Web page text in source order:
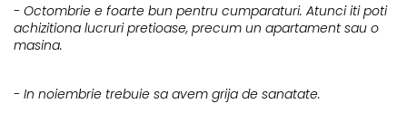
- Octombrie e foarte bun pentru cumparaturi. Atunci iti poti
achizitiona lucruri pretioase, precum un apartament sau o
masina.
- In noiembrie trebuie sa avem grija de sanatate.